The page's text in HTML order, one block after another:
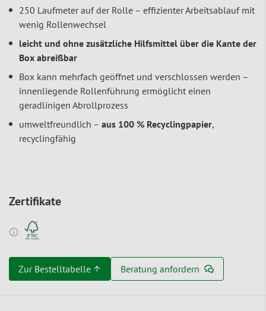
250 Laufmeter auf der Rolle – effizienter Arbeitsablauf mit
wenig Rollenwechsel
leicht und ohne zusätzliche Hilfsmittel über die Kante der
Box abreißbar
Box kann mehrfach geöffnet und verschlossen werden –
innenliegende Rollenführung ermöglicht einen
geradlinigen Abrollprozess
umweltfreundlich – aus 100 % Recyclingpapier,
recyclingfähig
Zertifikate
Zur Bestelltabelle ↑ Beratung anfordern